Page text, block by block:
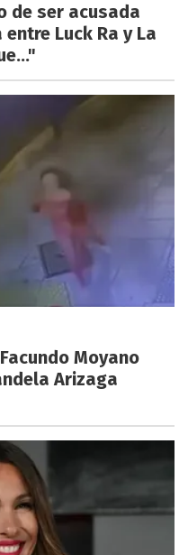
de ser acusada
Luck Ra y La
Moyano
Arizaga